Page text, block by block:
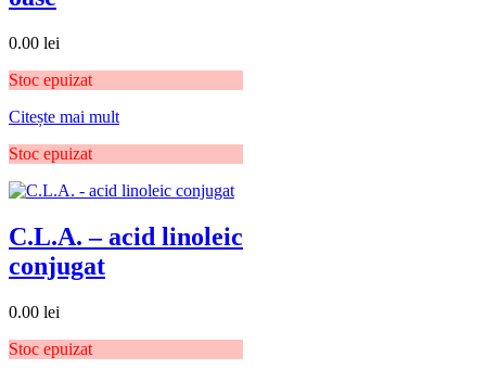
0.00 lei
Stoc epuizat
Citește mai mult
Stoc epuizat
C.L.A. – acid linoleic
conjugat
0.00 lei
Stoc epuizat